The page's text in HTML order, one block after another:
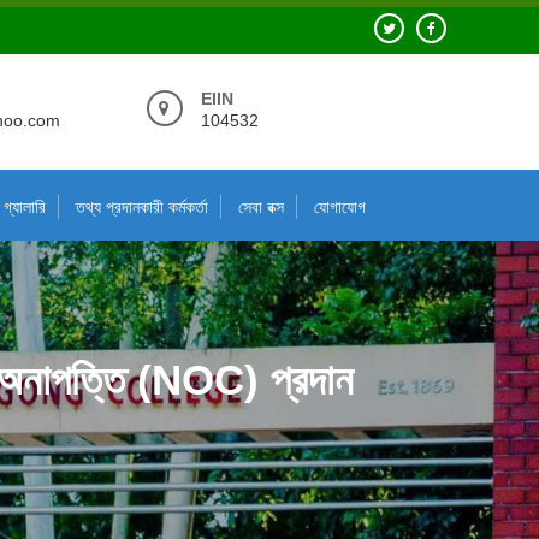
EIIN
104532
গ্যালারি তথ্য প্রদানকারী কর্মকর্তা সেবা বক্স যোগাযোগ
অনাপত্তি (NOC) প্রদান